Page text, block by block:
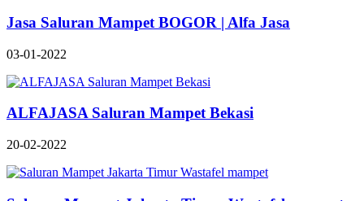
Jasa Saluran Mampet BOGOR | Alfa Jasa
03-01-2022
ALFAJASA Saluran Mampet Bekasi
20-02-2022